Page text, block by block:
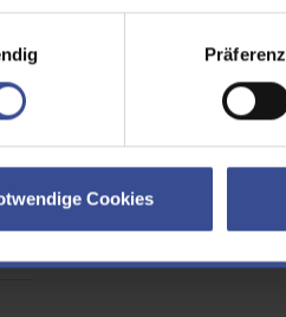
Cookies
GPS-Datei